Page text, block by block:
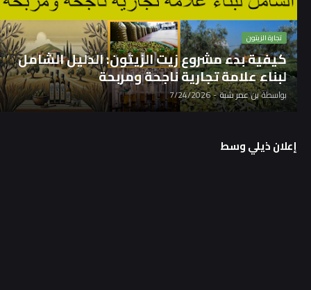
تجارة الزيتون
كيفية بدء مشروع زيت الزيتون: الدليل الشامل
لبناء علامة تجارية ناجحة ومربحة
بواسطةبن عمر شبة-
7/24/2026
إعلان ذيلي وسط